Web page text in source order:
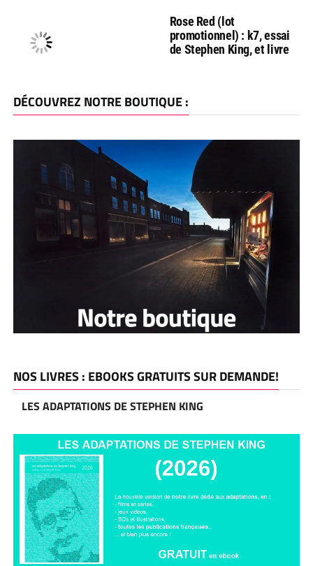
Rose Red (lot
promotionnel) : k7, essai
de Stephen King, et livre
DÉCOUVREZ NOTRE BOUTIQUE :
NOS LIVRES : EBOOKS GRATUITS SUR DEMANDE!
LES ADAPTATIONS DE STEPHEN KING